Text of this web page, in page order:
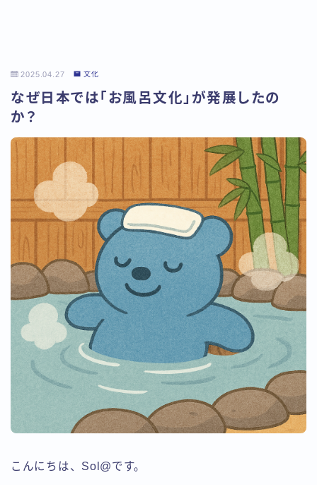
2025.04.27 文化
なぜ日本では「お風呂文化」が発展したの
か？
こんにちは、Sol@です。